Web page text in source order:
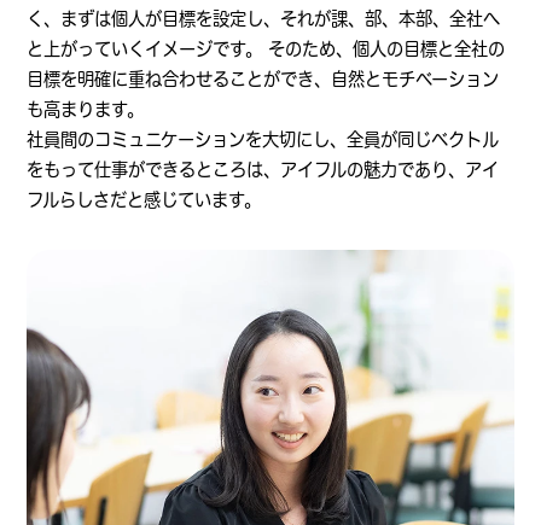
く、まずは個人が目標を設定し、それが課、部、本部、全社へ
と上がっていくイメージです。 そのため、個人の目標と全社の
目標を明確に重ね合わせることができ、自然とモチベーション
も高まります。
社員間のコミュニケーションを大切にし、全員が同じベクトル
をもって仕事ができるところは、アイフルの魅力であり、アイ
フルらしさだと感じています。